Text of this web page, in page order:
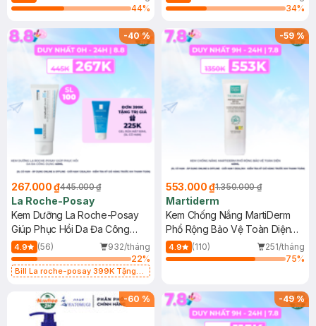
44%
34%
-40%
267.000 ₫445.000 ₫
La Roche-Posay
Kem Dưỡng La Roche-Posay
Giúp Phục Hồi Da Đa Công
Dụng 40ml
4.9 (56)
932/tháng
22%
Bill La roche-posay 399K Tặng
(SL có hạn)
-59%
553.000 ₫1.350.000 ₫
Martiderm
Kem Chống Nắng MartiDerm
Phổ Rộng Bảo Vệ Toàn Diện
40ml
4.9 (110)
251/tháng
75%
-60 % -49%